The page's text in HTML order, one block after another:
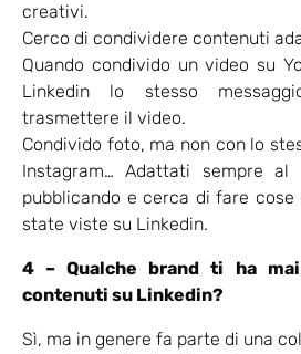
creativi.
Cerco di condividere contenuti
Quando condivido un video su
Linkedin lo stesso
trasmettere il video.
Condivido foto, ma non con lo
Instagram… Adattati sempre
pubblicando e cerca di fare cose
state viste su Linkedin.
4 – Qualche brand ti ha
contenuti su Linkedin?
Sì, ma in genere fa parte di una